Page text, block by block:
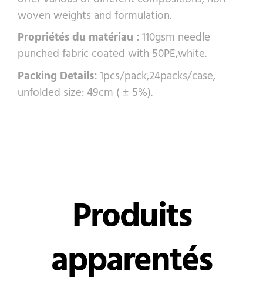
woven weights and formulation.
Propriétés du matériau :110gsm needle
punched fabric coated with 50PE,white.
Packing Details:1pcs/pack,24packs/case,
unfolded size: 49cm ( ± 5%).
Produits
apparentés